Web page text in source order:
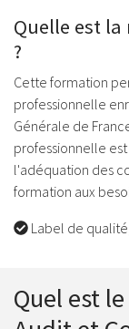
Quelle est
?
Cette formation
professionnelle
Générale de
professionnelle
l'adéquation des
formation aux
Label de
Quel est